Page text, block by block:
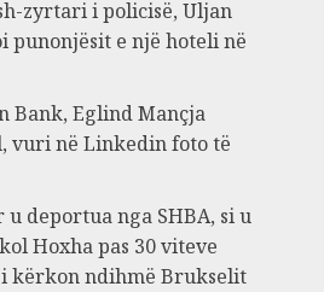
zyrtari i policisë, Uljan
punonjësit e një hoteli në
Bank, Eglind Mançja
vuri në Linkedin foto të
deportua nga SHBA, si u
Hoxha pas 30 viteve
kërkon ndihmë Brukselit